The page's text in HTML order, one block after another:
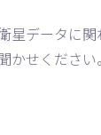
星データに
かせください。